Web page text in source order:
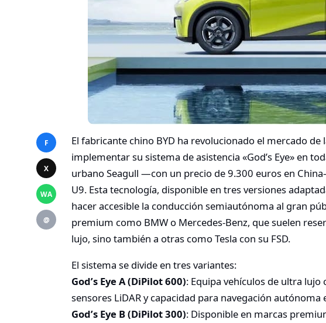
F
X
WA
@
El fabricante chino BYD ha revolucionado el mercado
implementar su sistema de asistencia «God’s Eye» en
urbano Seagull —con un precio de 9.300 euros en
U9. Esta tecnología, disponible en tres versiones
hacer accesible la conducción semiautónoma al gran
premium como BMW o Mercedes-Benz, que suelen
lujo, sino también a otras como Tesla con su FSD.
El sistema se divide en tres variantes:
God’s Eye A (DiPilot 600): Equipa vehículos de ultra
sensores LiDAR y capacidad para navegación autónoma
God’s Eye B (DiPilot 300): Disponible en marcas